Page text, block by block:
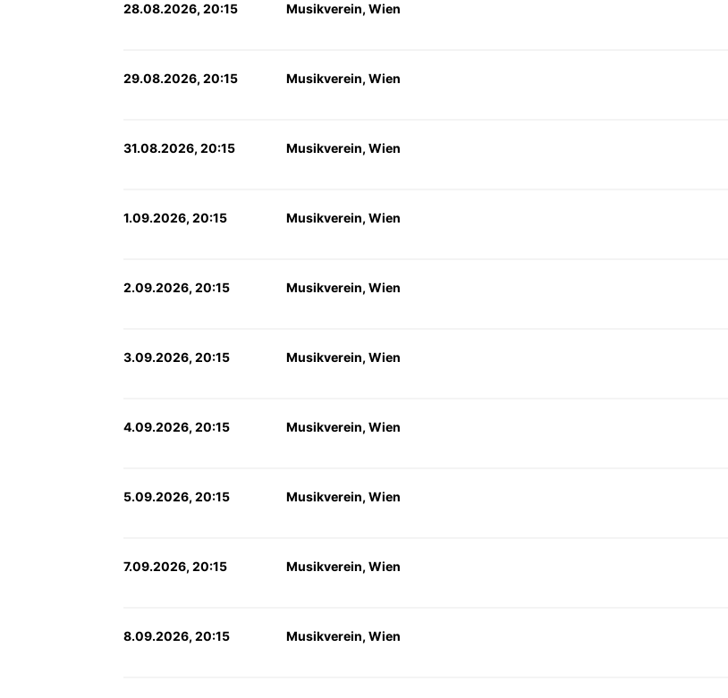
28.08.2026, 20:15 Musikverein, Wien
29.08.2026, 20:15 Musikverein, Wien
31.08.2026, 20:15 Musikverein, Wien
1.09.2026, 20:15 Musikverein, Wien
2.09.2026, 20:15 Musikverein, Wien
3.09.2026, 20:15 Musikverein, Wien
4.09.2026, 20:15 Musikverein, Wien
5.09.2026, 20:15 Musikverein, Wien
7.09.2026, 20:15 Musikverein, Wien
8.09.2026, 20:15 Musikverein, Wien